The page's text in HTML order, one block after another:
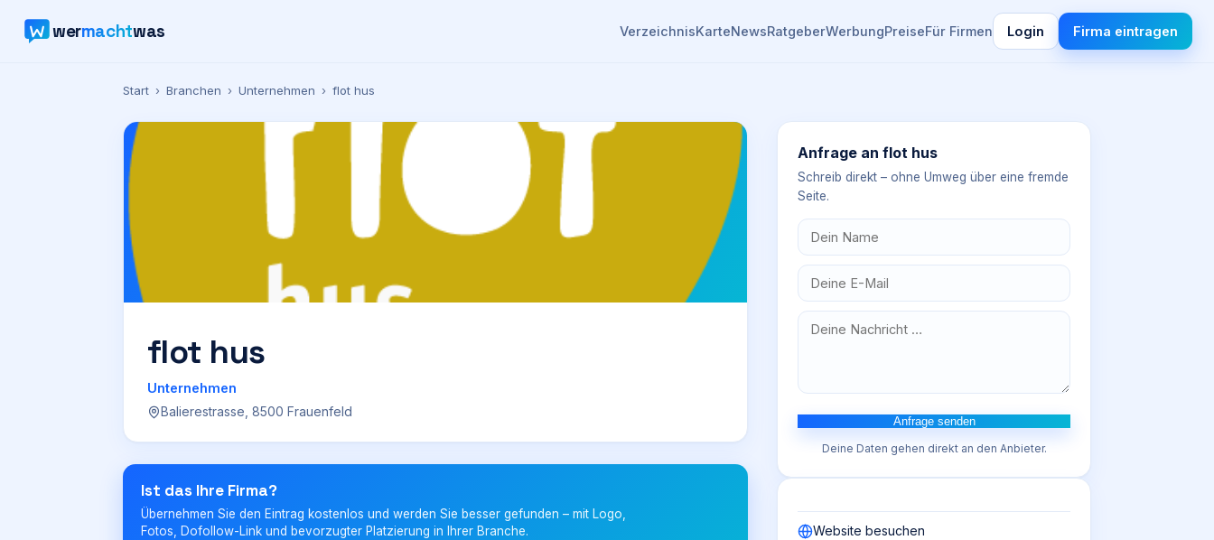
wermachtwas VerzeichnisKarteNewsRatgeberWerbungPreiseFür Firmen Login Firma eintragen
Start › Branchen › Unternehmen › flot hus
flot hus
Unternehmen
Balierestrasse, 8500 Frauenfeld
Ist das Ihre Firma?
Übernehmen Sie den Eintrag kostenlos und werden Sie besser gefunden – mit Logo,
Fotos, Dofollow-Link und bevorzugter Platzierung in Ihrer Branche.
Anfrage an flot hus
Schreib direkt – ohne Umweg über eine fremde
Seite.
Anfrage senden
Deine Daten gehen direkt an den Anbieter.
Website besuchen